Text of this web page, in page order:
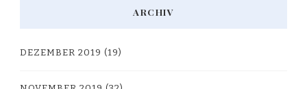
ARCHIV
DEZEMBER 2019 (19)